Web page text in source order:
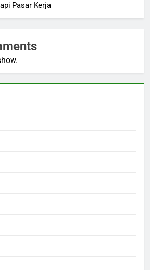
Pasar Kerja